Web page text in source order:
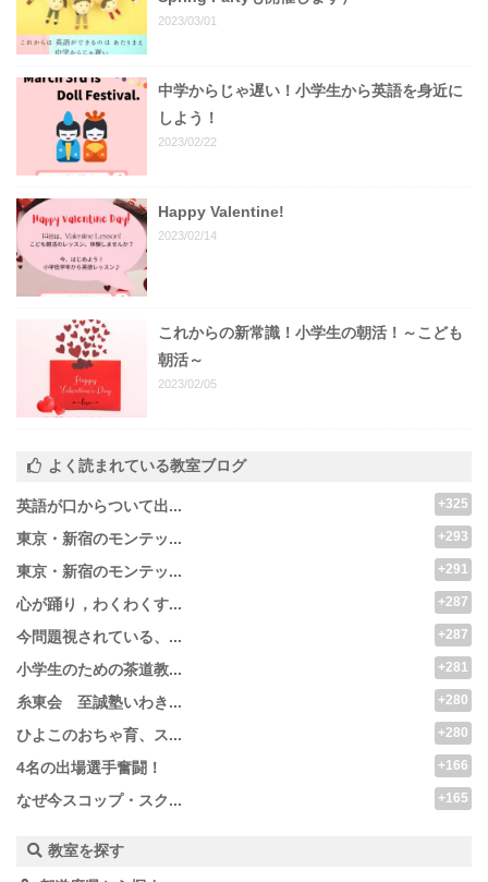
2023/03/01
中学からじゃ遅い！小学生から英語を身近に
しよう！
2023/02/22
Happy Valentine!
2023/02/14
これからの新常識！小学生の朝活！～こども
朝活～
2023/02/05
よく読まれている教室ブログ
英語が口からついて出... +325
東京・新宿のモンテッ... +293
東京・新宿のモンテッ... +291
心が踊り，わくわくす... +287
今問題視されている、... +287
小学生のための茶道教... +281
糸東会 至誠塾いわき... +280
ひよこのおちゃ育、ス... +280
4名の出場選手奮闘！ +166
なぜ今スコップ・スク... +165
教室を探す